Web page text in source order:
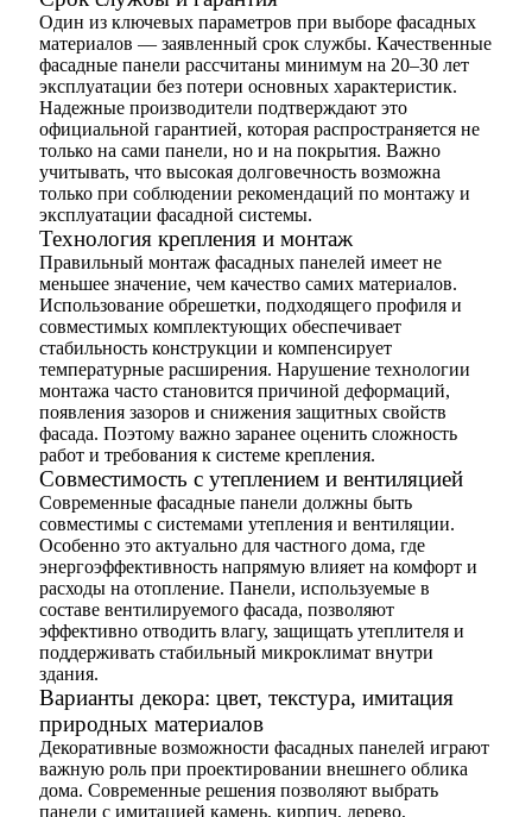
Один из ключевых параметров при выборе фасадных
материалов — заявленный срок службы. Качественные
фасадные панели рассчитаны минимум на 20–30 лет
эксплуатации без потери основных характеристик.
Надежные производители подтверждают это
официальной гарантией, которая распространяется не
только на сами панели, но и на покрытия. Важно
учитывать, что высокая долговечность возможна
только при соблюдении рекомендаций по монтажу и
эксплуатации фасадной системы.
Технология крепления и монтаж
Правильный монтаж фасадных панелей имеет не
меньшее значение, чем качество самих материалов.
Использование обрешетки, подходящего профиля и
совместимых комплектующих обеспечивает
стабильность конструкции и компенсирует
температурные расширения. Нарушение технологии
монтажа часто становится причиной деформаций,
появления зазоров и снижения защитных свойств
фасада. Поэтому важно заранее оценить сложность
работ и требования к системе крепления.
Совместимость с утеплением и вентиляцией
Современные фасадные панели должны быть
совместимы с системами утепления и вентиляции.
Особенно это актуально для частного дома, где
энергоэффективность напрямую влияет на комфорт и
расходы на отопление. Панели, используемые в
составе вентилируемого фасада, позволяют
эффективно отводить влагу, защищать утеплителя и
поддерживать стабильный микроклимат внутри
здания.
Варианты декора: цвет, текстура, имитация
природных материалов
Декоративные возможности фасадных панелей играют
важную роль при проектировании внешнего облика
дома. Современные решения позволяют выбрать
панели с имитацией камень, кирпич, дерево,